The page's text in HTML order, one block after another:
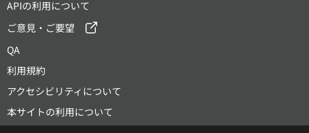
APIの利用について
ご意見・ご要望
QA
利用規約
アクセシビリティについて
本サイトの利用について